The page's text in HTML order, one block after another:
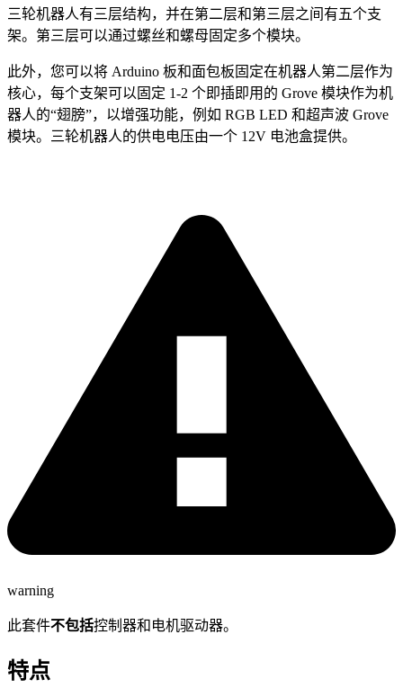
三轮机器人有三层结构，并在第二层和第三层之间有五个支
架。第三层可以通过螺丝和螺母固定多个模块。
此外，您可以将 Arduino 板和面包板固定在机器人第二层作为
核心，每个支架可以固定 1-2 个即插即用的 Grove 模块作为机
器人的“翅膀”，以增强功能，例如 RGB LED 和超声波 Grove
模块。三轮机器人的供电电压由一个 12V 电池盒提供。
warning
此套件不包括控制器和电机驱动器。
特点